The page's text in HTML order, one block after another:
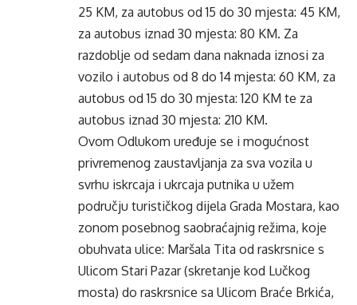
25 KM, za autobus od 15 do 30 mjesta: 45 KM,
za autobus iznad 30 mjesta: 80 KM. Za
razdoblje od sedam dana naknada iznosi za
vozilo i autobus od 8 do 14 mjesta: 60 KM, za
autobus od 15 do 30 mjesta: 120 KM te za
autobus iznad 30 mjesta: 210 KM.
Ovom Odlukom uređuje se i mogućnost
privremenog zaustavljanja za sva vozila u
svrhu iskrcaja i ukrcaja putnika u užem
području turističkog dijela Grada Mostara, kao
zonom posebnog saobraćajnig režima, koje
obuhvata ulice: Maršala Tita od raskrsnice s
Ulicom Stari Pazar (skretanje kod Lučkog
mosta) do raskrsnice sa Ulicom Braće Brkića,